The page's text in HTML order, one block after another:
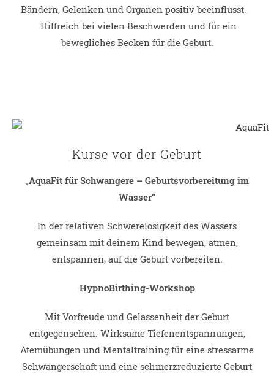
Bändern, Gelenken und Organen positiv beeinflusst.
Hilfreich bei vielen Beschwerden und für ein
bewegliches Becken für die Geburt.
Kurse vor der Geburt
„AquaFit für Schwangere – Geburtsvorbereitung im
Wasser“
In der relativen Schwerelosigkeit des Wassers
gemeinsam mit deinem Kind bewegen, atmen,
entspannen, auf die Geburt vorbereiten.
HypnoBirthing-Workshop
Mit Vorfreude und Gelassenheit der Geburt
entgegensehen. Wirksame Tiefenentspannungen,
Atemübungen und Mentaltraining für eine stressarme
Schwangerschaft und eine schmerzreduzierte Geburt